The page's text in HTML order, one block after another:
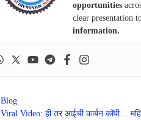
opportunities
clear presentation
information.
Categories
Blog
Viral Video: ही तर आईची कार्बन कॉपी…